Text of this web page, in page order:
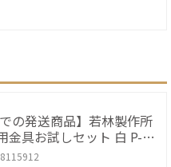
での発送商品】若林製作所
金具お試しセット 白 P-